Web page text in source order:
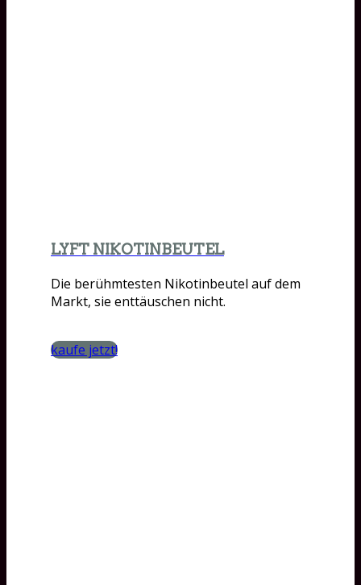
LYFT NIKOTINBEUTEL
Die berühmtesten Nikotinbeutel auf dem
Markt, sie enttäuschen nicht.
kaufe jetzt!